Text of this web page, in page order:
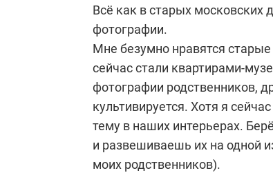
Всё как в старых московских
фотографии.
Мне безумно нравятся
сейчас стали квартирами-
фотографии родственников,
культивируется. Хотя я
тему в наших интерьерах.
и развешиваешь их на одной
моих родственников).